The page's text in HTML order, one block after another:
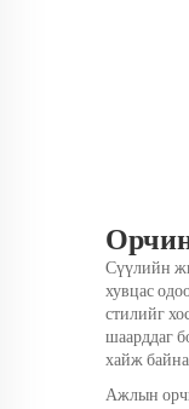
Сүүлийн
хувцас
стилийг
шаарддаг
хайж
Ажлын